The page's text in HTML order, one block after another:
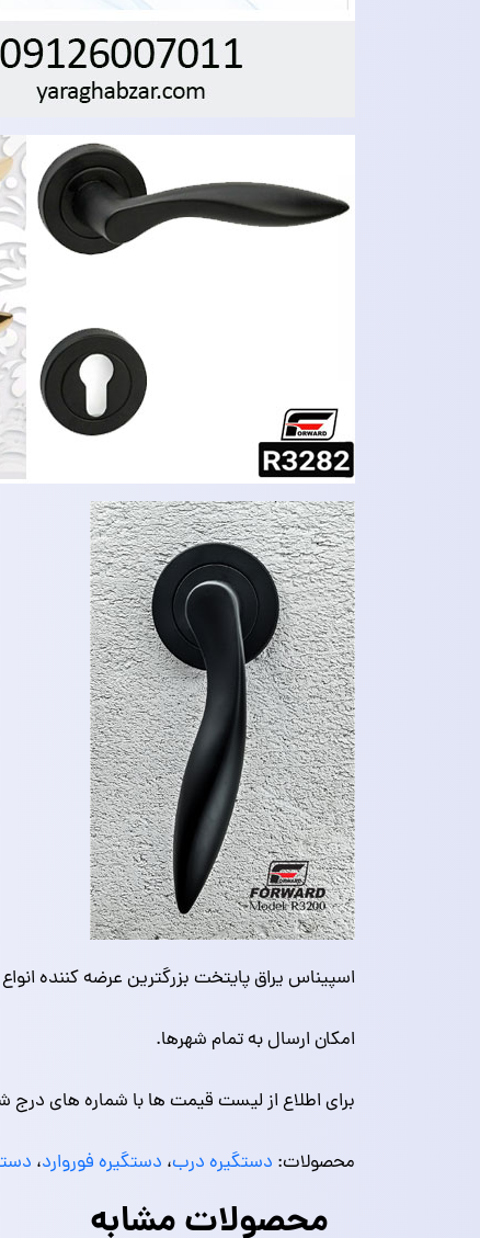
اسپیناس یراق پایتخت بزرگترین عرضه کننده انواع
امکان ارسال به تمام شهرها.
برای اطلاع از لیست قیمت ها با شماره های
محصولات: دستگیره درب، دستگیره فوروارد،
محصولات مشابه